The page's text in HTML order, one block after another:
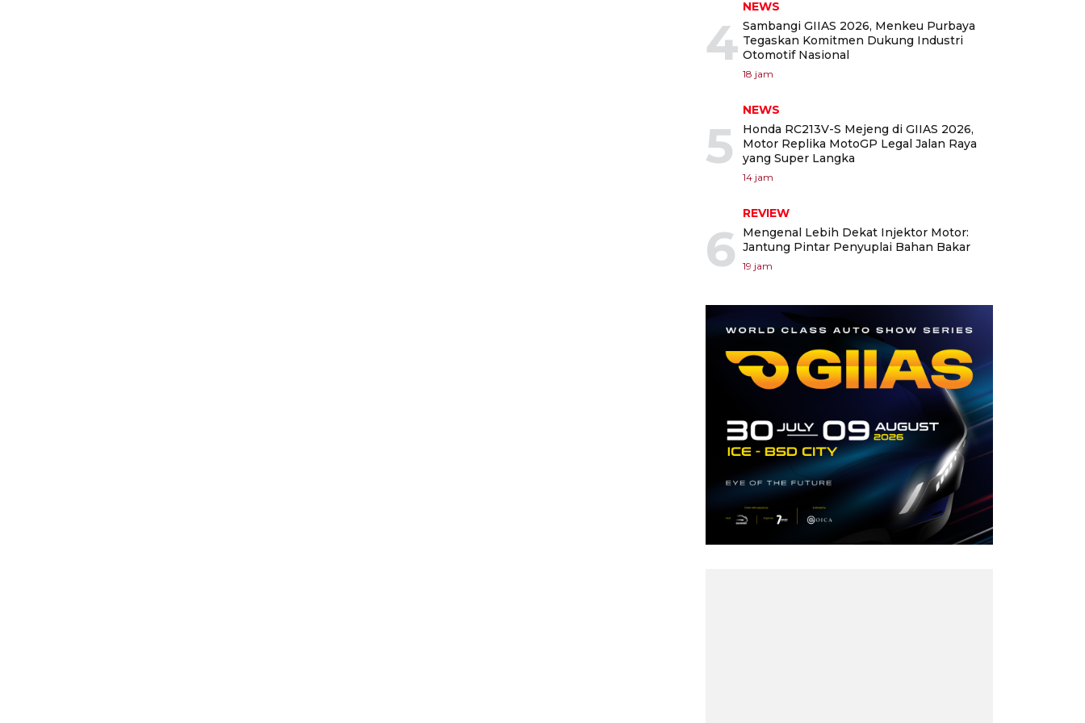
4
NEWS
Sambangi GIIAS 2026, Menkeu Purbaya
Tegaskan Komitmen Dukung Industri
Otomotif Nasional
18 jam
5
NEWS
Honda RC213V-S Mejeng di GIIAS 2026,
Motor Replika MotoGP Legal Jalan Raya
yang Super Langka
14 jam
6
REVIEW
Mengenal Lebih Dekat Injektor Motor:
Jantung Pintar Penyuplai Bahan Bakar
19 jam